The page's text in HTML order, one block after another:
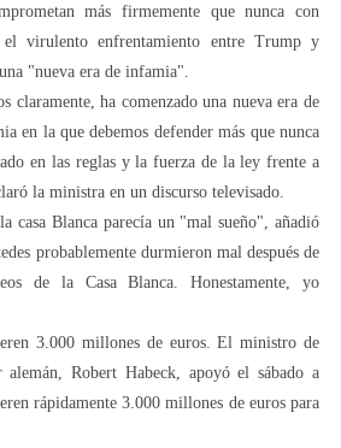
más firmemente que nunca con
virulento enfrentamiento entre Trump y
"nueva era de infamia".
claramente, ha comenzado una nueva era de
en la que debemos defender más que nunca
en las reglas y la fuerza de la ley frente a
la ministra en un discurso televisado.
casa Blanca parecía un "mal sueño", añadió
probablemente durmieron mal después de
de la Casa Blanca. Honestamente, yo
3.000 millones de euros. El ministro de
Robert Habeck, apoyó el sábado a
rápidamente 3.000 millones de euros para